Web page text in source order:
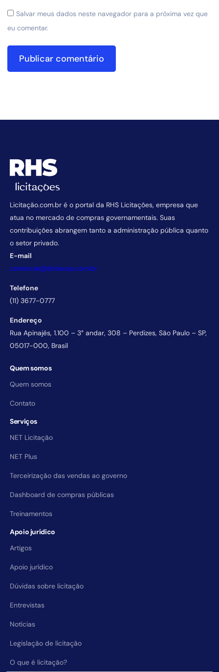
Salvar meus dados neste navegador para a próxima vez que
eu comentar.
Licitação.com.br é o portal da RHS Licitações, empresa que
atua no mercado de compras governamentais. Suas
contribuições abrangem tanto a administração pública quanto
o setor privado.
E-mail
comercial@licitacao.com.br
Telefone
(11) 3677-0777
Endereço
Rua Apinajés, 1.100 – 3° andar, 308 – Perdizes, São Paulo – SP,
05017-000, Brasil
Quem somos
Quem somos
Contato
Serviços
NET Licitação
NET Plus
Terceirização das vendas ao governo
Dashboard de compras públicas
Treinamentos
Apoio jurídico
Artigos
Apoio jurídico
Dúvidas sobre licitação
Entrevistas
Notícias
Legislação de licitação
O que é licitação?